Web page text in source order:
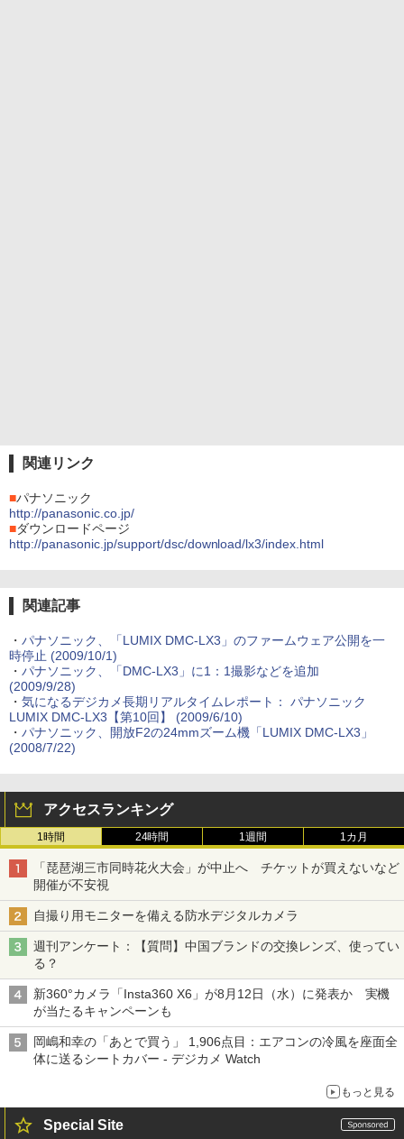
関連リンク
■パナソニック
http://panasonic.co.jp/
■ダウンロードページ
http://panasonic.jp/support/dsc/download/lx3/index.html
関連記事
・ パナソニック、「LUMIX DMC-LX3」のファームウェア公開を一
時停止 (2009/10/1)
・ パナソニック、「DMC-LX3」に1：1撮影などを追加
(2009/9/28)
・ 気になるデジカメ長期リアルタイムレポート： パナソニック
LUMIX DMC-LX3【第10回】 (2009/6/10)
・ パナソニック、開放F2の24mmズーム機「LUMIX DMC-LX3」
(2008/7/22)
アクセスランキング
1時間 24時間 1週間 1カ月
「琵琶湖三市同時花火大会」が中止へ チケットが買えないなど
開催が不安視
自撮り用モニターを備える防水デジタルカメラ
週刊アンケート：【質問】中国ブランドの交換レンズ、使ってい
る？
新360°カメラ「Insta360 X6」が8月12日（水）に発表か 実機
が当たるキャンペーンも
岡嶋和幸の「あとで買う」 1,906点目：エアコンの冷風を座面全
体に送るシートカバー - デジカメ Watch
もっと見る
Special Site